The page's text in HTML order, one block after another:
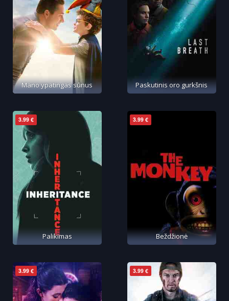
Paskutinis oro gurkšnis
Mano ypatingas sūnus
3.99 €
Beždžionė
3.99 €
Palikimas
3.99 €
3.99 €